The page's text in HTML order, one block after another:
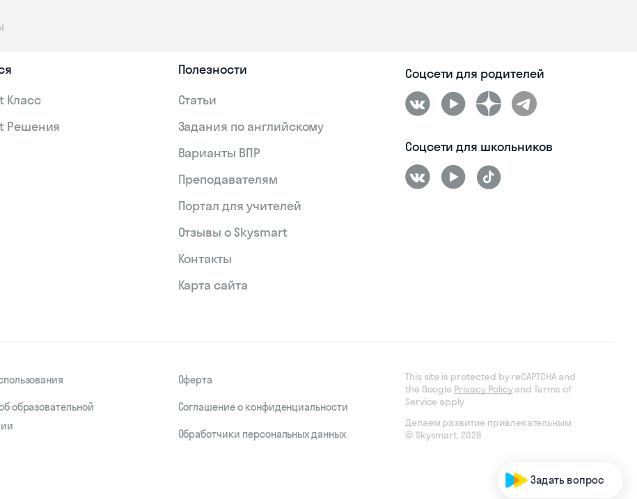
Класс
Решения
Полезности
Статьи
Задания по английскому
Варианты ВПР
Преподавателям
Портал для учителей
Отзывы о Skysmart
Контакты
Карта сайта
Соцсети для родителей
Соцсети для школьников
образовательной
Оферта
Соглашение о конфиденциальности
Обработчики персональных данных
This site is protected by reCAPTCHA and
the Google Privacy Policyand Terms of
Service apply
Делаем развитие привлекательным
© Skysmart, 2026
Задать вопрос